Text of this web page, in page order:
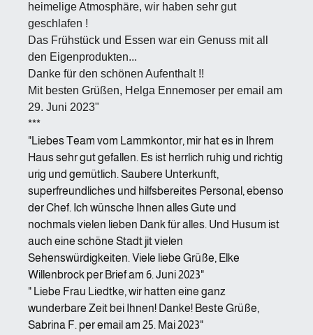
heimelige Atmosphäre, wir haben sehr gut
geschlafen !
Das Frühstück und Essen war ein Genuss mit all
den Eigenprodukten...
Danke für den schönen Aufenthalt !!
Mit besten Grüßen, Helga Ennemoser per email am
29. Juni 2023"
***
"Liebes Team vom Lammkontor, mir hat es in Ihrem
Haus sehr gut gefallen. Es ist herrlich ruhig und richtig
urig und gemütlich. Saubere Unterkunft,
superfreundliches und hilfsbereites Personal, ebenso
der Chef. Ich wünsche Ihnen alles Gute und
nochmals vielen lieben Dank für alles. Und Husum ist
auch eine schöne Stadt jit vielen
Sehenswürdigkeiten. Viele liebe Grüße, Elke
Willenbrock per Brief am 6. Juni 2023"
" Liebe Frau Liedtke, wir hatten eine ganz
wunderbare Zeit bei Ihnen! Danke! Beste Grüße,
Sabrina F. per email am 25. Mai 2023"